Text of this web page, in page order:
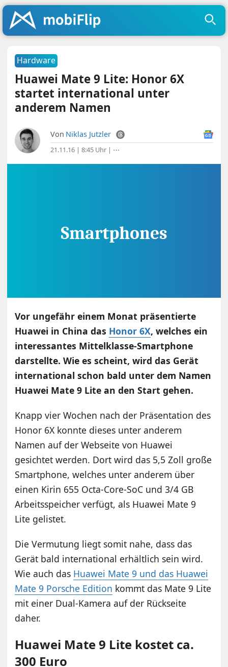
Hardware
Huawei Mate 9 Lite: Honor 6X
startet international unter
anderem Namen
Von Niklas Jutzler
21.11.16 | 8:45 Uhr | ⋯
Vor ungefähr einem Monat präsentierte
Huawei in China das Honor 6X, welches ein
interessantes Mittelklasse-Smartphone
darstellte. Wie es scheint, wird das Gerät
international schon bald unter dem Namen
Huawei Mate 9 Lite an den Start gehen.
Knapp vier Wochen nach der Präsentation des
Honor 6X konnte dieses unter anderem
Namen auf der Webseite von Huawei
gesichtet werden. Dort wird das 5,5 Zoll große
Smartphone, welches unter anderem über
einen Kirin 655 Octa-Core-SoC und 3/4 GB
Arbeitsspeicher verfügt, als Huawei Mate 9
Lite gelistet.
Die Vermutung liegt somit nahe, dass das
Gerät bald international erhältlich sein wird.
Wie auch das Huawei Mate 9 und das Huawei
Mate 9 Porsche Edition kommt das Mate 9 Lite
mit einer Dual-Kamera auf der Rückseite
daher.
Huawei Mate 9 Lite kostet ca.
300 Euro